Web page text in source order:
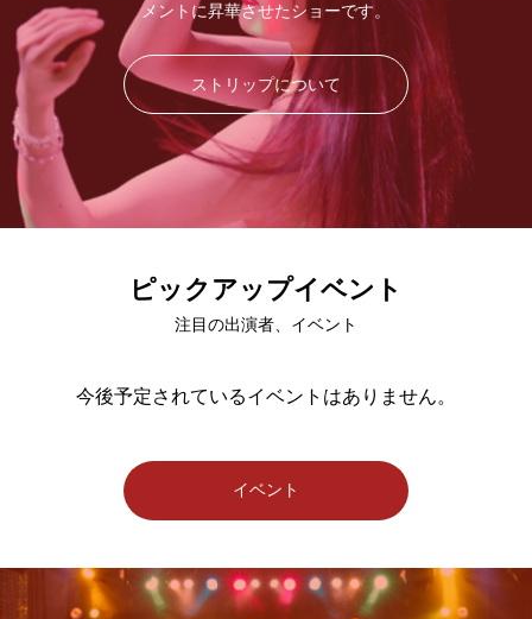
メントに昇華させたショーです。
ストリップについて
ピックアップイベント
注目の出演者、イベント
今後予定されているイベントはありません。
イベント